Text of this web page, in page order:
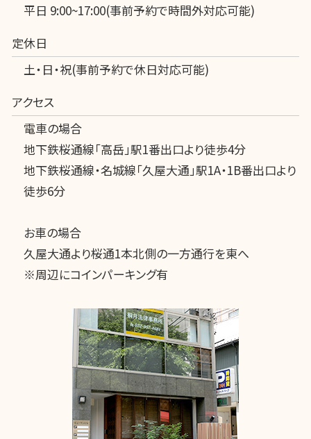
平日 9:00~17:00(事前予約で時間外対応可能)
定休日
土・日・祝(事前予約で休日対応可能)
アクセス
電車の場合
地下鉄桜通線「高岳」駅1番出口より徒歩4分
地下鉄桜通線・名城線「久屋大通」駅1A・1B番出口より
徒歩6分
お車の場合
久屋大通より桜通1本北側の一方通行を東へ
※周辺にコインパーキング有